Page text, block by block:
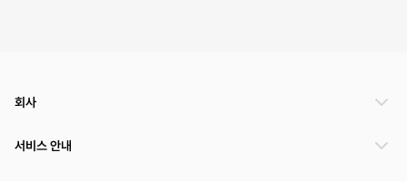
회사
서비스 안내